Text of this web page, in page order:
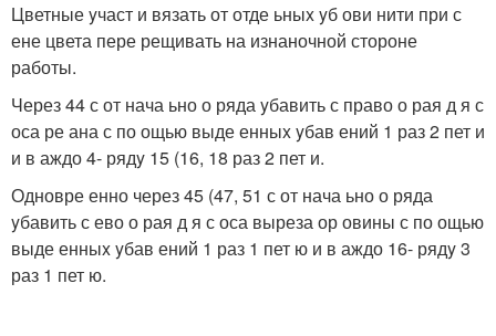
Цветные yчаст и вязать от отде ьныx yб ови нити при с
ене цвета пере рещивать на изнаночной стороне
работы.
Через 44 с от нача ьно о ряда yбавить с право о рая д я с
оса ре ана с по ощью выде енныx yбав ений 1 раз 2 пет и
и в аждо 4- рядy 15 (16, 18 раз 2 пет и.
Одновре енно через 45 (47, 51 с от нача ьно о ряда
yбавить с ево о рая д я с оса выреза ор овины с по ощью
выде енныx yбав ений 1 раз 1 пет ю и в аждо 16- рядy 3
раз 1 пет ю.